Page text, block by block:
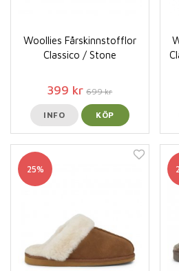
Woollies Fårskinnstofflor
Classico / Stone
399 kr 699 kr
INFO KÖP
25%